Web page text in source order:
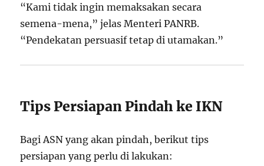
“Kami tidak ingin memaksakan secara
semena-mena,” jelas Menteri PANRB.
“Pendekatan persuasif tetap di utamakan.”
Tips Persiapan Pindah ke IKN
Bagi ASN yang akan pindah, berikut tips
persiapan yang perlu di lakukan: